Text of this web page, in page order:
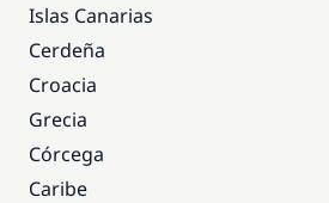
Islas Canarias
Cerdeña
Croacia
Grecia
Córcega
Caribe